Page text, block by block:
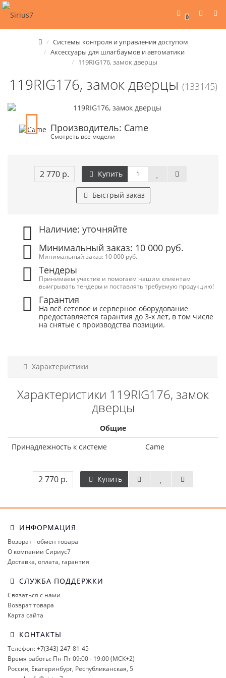
0
Системы контроля и управления доступом
Аксессуары для шлагбаумов и автоматики
119RIG176, замок дверцы
119RIG176, замок дверцы (133145)
Производитель: Came
Смотреть все модели
2 770 р. Купить
Быстрый заказ
Наличие: уточняйте
Минимальный заказ: 10 000 руб.
Минимальный заказ: 10 000 руб.
Тендеры
Принимаем участие и помогаем нашим клиентам
выигрывать тендеры и поставлять требуемую продукцию!
Гарантия
На всё сетевое и серверное оборудование
предоставляется гарантия до 3-х лет, в том числе
на снятые с производства позиции.
Характеристики
Характеристики 119RIG176, замок
дверцы
Общие
Принадлежность к системе
Came
2 770 р. Купить
ИНФОРМАЦИЯ
Возврат - обмен товара
О компании Сириус7
Доставка, оплата, гарантия
СЛУЖБА ПОДДЕРЖКИ
Связаться с нами
Возврат товара
Карта сайта
КОНТАКТЫ
Телефон: +7(343) 247-81-45
Время работы: Пн-Пт 09:00 - 19:00 (МСК+2)
Россия, Екатеринбург, Республиканская, 5